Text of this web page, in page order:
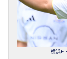
横浜F